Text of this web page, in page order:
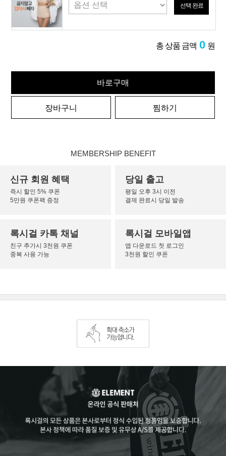
선택 완료
총 상품 금액 0 원
바로구매
장바구니 찜하기
MEMBERSHIP BENEFIT
신규 회원 혜택
즉시 할인 5% 쿠폰
5만원 쿠폰팩 증정
당일 출고
평일 오후 3시 이전
결제 완료시 당일 발송
록시걸 카톡 채널
친구 추가시 3천원 쿠폰
중복 사용 가능
록시걸 모바일앱
앱 다운로드 첫 로그인
3천원 할인 쿠폰